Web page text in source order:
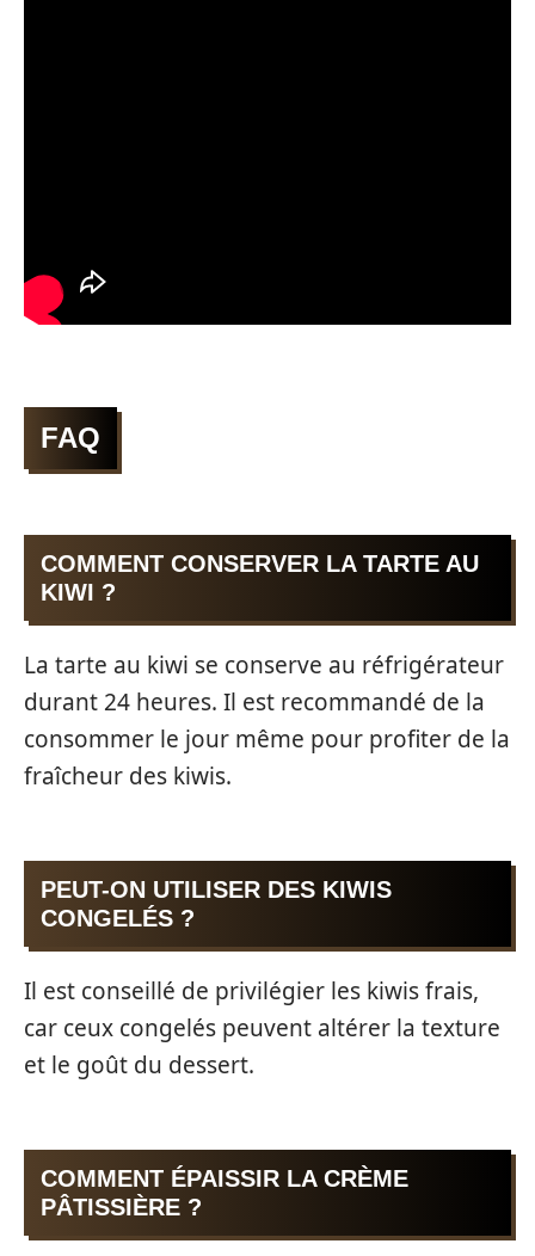
FAQ
COMMENT CONSERVER LA TARTE AU
KIWI ?
La tarte au kiwi se conserve au réfrigérateur
durant 24 heures. Il est recommandé de la
consommer le jour même pour profiter de la
fraîcheur des kiwis.
PEUT-ON UTILISER DES KIWIS
CONGELÉS ?
Il est conseillé de privilégier les kiwis frais,
car ceux congelés peuvent altérer la texture
et le goût du dessert.
COMMENT ÉPAISSIR LA CRÈME
PÂTISSIÈRE ?